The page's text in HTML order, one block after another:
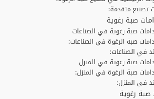
تصنيع متقدمة:
صبة رغوية
صبة رغوية في الصناعات
صبة الرغوة في الصناعات:
في الصناعات:
صبة رغوية في المنزل
صبة الرغوة في المنزل:
في المنزل:
صبة رغوية